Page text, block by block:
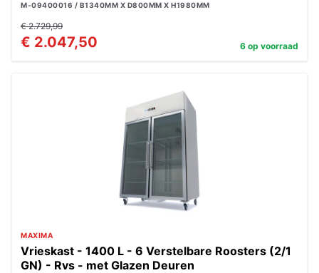
M-09400016 / B1340MM X D800MM X H1980MM
€ 2.729,99
€ 2.047,50 6 op voorraad
MAXIMA
Vrieskast - 1400 L - 6 Verstelbare Roosters (2/1
GN) - Rvs - met Glazen Deuren